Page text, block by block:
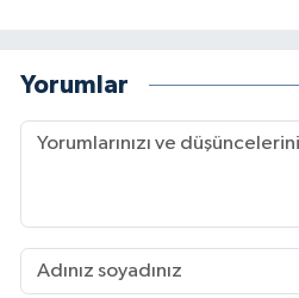
Yorumlar